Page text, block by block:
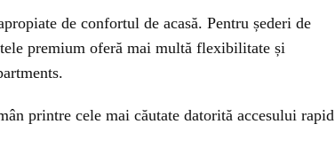
de confortul de acasă. Pentru șederi de
premium oferă mai multă flexibilitate și
printre cele mai căutate datorită accesului rapid